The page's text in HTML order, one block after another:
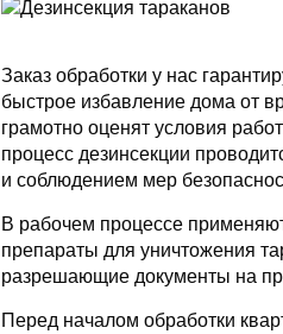
Заказ обработки у нас
быстрое избавление дома от
грамотно оценят условия
процесс дезинсекции
и соблюдением мер
В рабочем процессе
препараты для уничтожения
разрешающие документы на
Перед началом обработки